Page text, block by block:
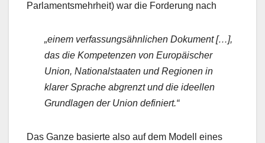
Parlamentsmehrheit) war die Forderung nach
„einem verfassungsähnlichen Dokument […],
das die Kompetenzen von Europäischer
Union, Nationalstaaten und Regionen in
klarer Sprache abgrenzt und die ideellen
Grundlagen der Union definiert.“
Das Ganze basierte also auf dem Modell eines